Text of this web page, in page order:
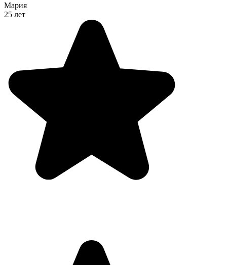
Мария
25 лет